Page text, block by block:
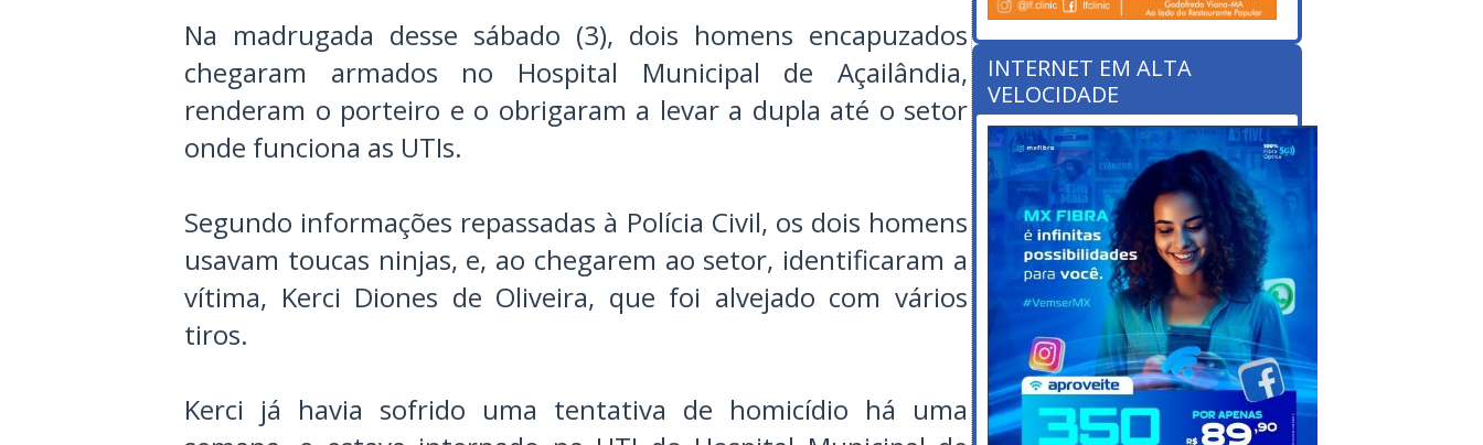
Na madrugada desse sábado (3), dois homens encapuzados
chegaram armados no Hospital Municipal de Açailândia,
renderam o porteiro e o obrigaram a levar a dupla até o setor
onde funciona as UTIs.
Segundo informações repassadas à Polícia Civil, os dois homens
usavam toucas ninjas, e, ao chegarem ao setor, identificaram a
vítima, Kerci Diones de Oliveira, que foi alvejado com vários
tiros.
Kerci já havia sofrido uma tentativa de homicídio há uma
INTERNET EM ALTA
VELOCIDADE